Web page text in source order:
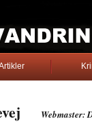
Webmaster: